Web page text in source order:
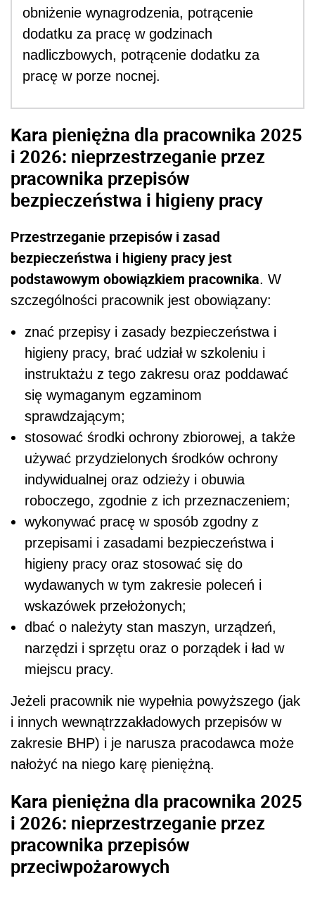
obniżenie wynagrodzenia, potrącenie
dodatku za pracę w godzinach
nadliczbowych, potrącenie dodatku za
pracę w porze nocnej.
Kara pieniężna dla pracownika 2025
i 2026: nieprzestrzeganie przez
pracownika przepisów
bezpieczeństwa i higieny pracy
Przestrzeganie przepisów i zasad
bezpieczeństwa i higieny pracy jest
podstawowym obowiązkiem pracownika. W
szczególności pracownik jest obowiązany:
znać przepisy i zasady bezpieczeństwa i
higieny pracy, brać udział w szkoleniu i
instruktażu z tego zakresu oraz poddawać
się wymaganym egzaminom
sprawdzającym;
stosować środki ochrony zbiorowej, a także
używać przydzielonych środków ochrony
indywidualnej oraz odzieży i obuwia
roboczego, zgodnie z ich przeznaczeniem;
wykonywać pracę w sposób zgodny z
przepisami i zasadami bezpieczeństwa i
higieny pracy oraz stosować się do
wydawanych w tym zakresie poleceń i
wskazówek przełożonych;
dbać o należyty stan maszyn, urządzeń,
narzędzi i sprzętu oraz o porządek i ład w
miejscu pracy.
Jeżeli pracownik nie wypełnia powyższego (jak
i innych wewnątrzzakładowych przepisów w
zakresie BHP) i je narusza pracodawca może
nałożyć na niego karę pieniężną.
Kara pieniężna dla pracownika 2025
i 2026: nieprzestrzeganie przez
pracownika przepisów
przeciwpożarowych